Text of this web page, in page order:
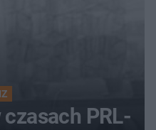
czasach PRL-